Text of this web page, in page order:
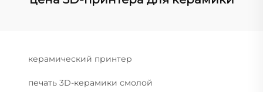
керамический принтер
печать 3D-керамики смолой